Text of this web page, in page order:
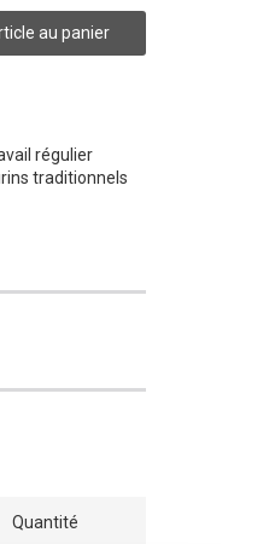
au panier
régulier
traditionnels
Quantité